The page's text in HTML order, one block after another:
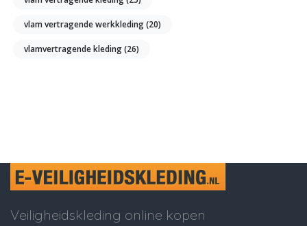
vlam vertragende werkkleding(20)
vlamvertragende kleding(26)
Veiligheidskleding online kopen